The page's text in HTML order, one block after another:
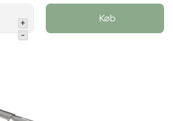
+
-
Køb